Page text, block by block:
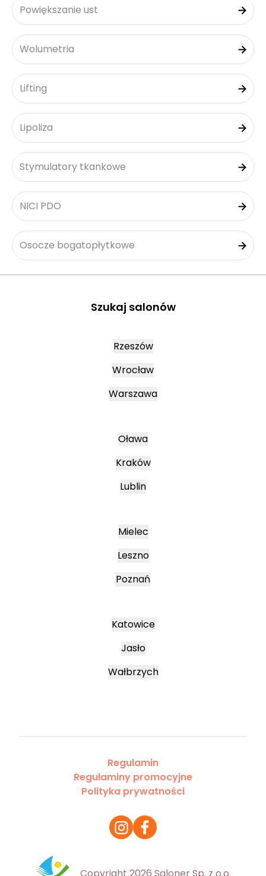
Powiększanie ust
Wolumetria
Lifting
Lipoliza
Stymulatory tkankowe
NICI PDO
Osocze bogatopłytkowe
Szukaj salonów
Rzeszów
Wrocław
Warszawa
Oława
Kraków
Lublin
Mielec
Leszno
Poznań
Katowice
Jasło
Wałbrzych
Regulamin
Regulaminy promocyjne
Polityka prywatności